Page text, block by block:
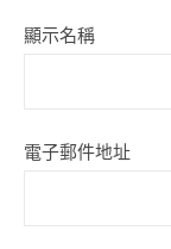
顯示名稱
電子郵件地址